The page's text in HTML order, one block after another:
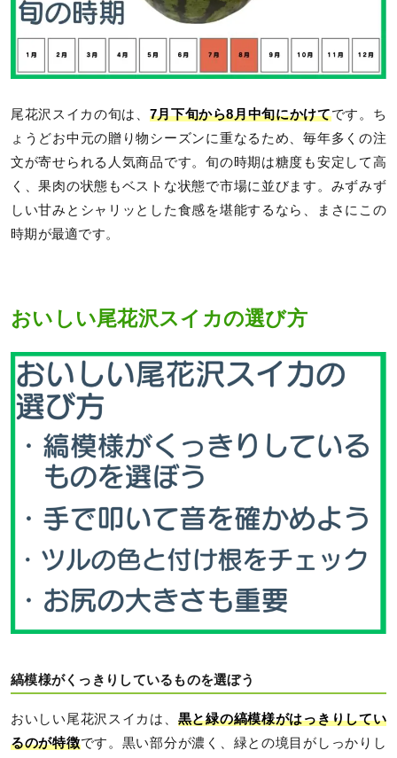
尾花沢スイカの旬は、 7月下旬から8月中旬にかけてです。ち
ょうどお中元の贈り物シーズンに重なるため、毎年多くの注
文が寄せられる人気商品です。旬の時期は糖度も安定して高
く、果肉の状態もベストな状態で市場に並びます。みずみず
しい甘みとシャリッとした食感を堪能するなら、まさにこの
時期が最適です。
おいしい尾花沢スイカの選び方
縞模様がくっきりしているものを選ぼう
おいしい尾花沢スイカは、 黒と緑の縞模様がはっきりしてい
るのが特徴です。黒い部分が濃く、緑との境目がしっかりし